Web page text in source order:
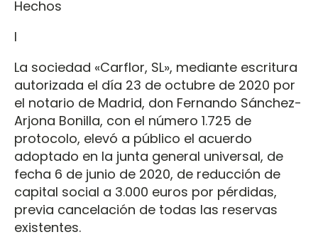
Hechos
I
La sociedad «Carflor, SL», mediante escritura
autorizada el día 23 de octubre de 2020 por
el notario de Madrid, don Fernando Sánchez-
Arjona Bonilla, con el número 1.725 de
protocolo, elevó a público el acuerdo
adoptado en la junta general universal, de
fecha 6 de junio de 2020, de reducción de
capital social a 3.000 euros por pérdidas,
previa cancelación de todas las reservas
existentes.